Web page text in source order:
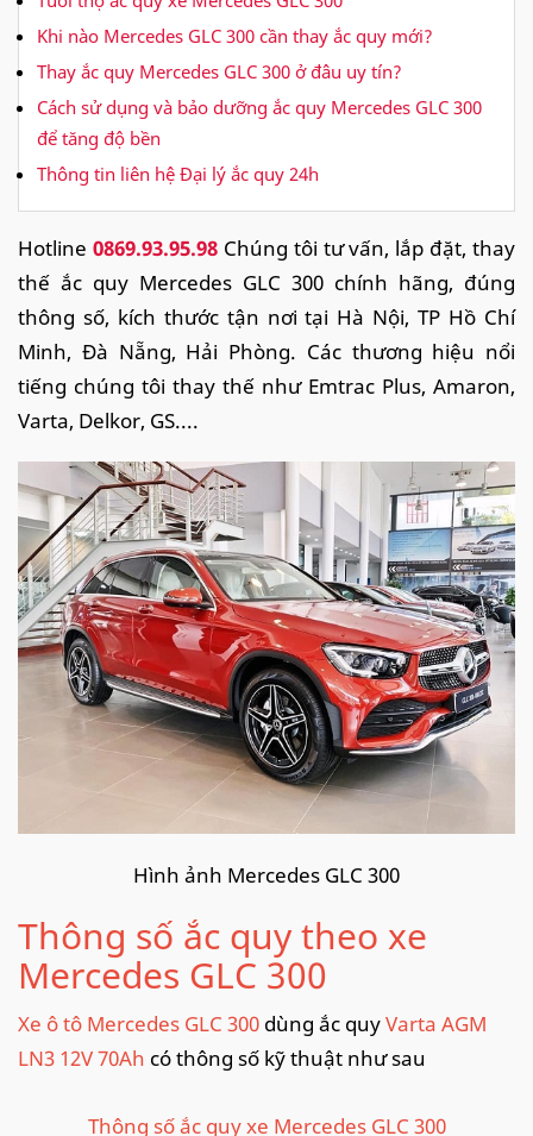
Khi nào Mercedes GLC 300 cần thay ắc quy mới?
Thay ắc quy Mercedes GLC 300 ở đâu uy tín?
Cách sử dụng và bảo dưỡng ắc quy Mercedes GLC 300
để tăng độ bền
Thông tin liên hệ Đại lý ắc quy 24h
Hotline 0869.93.95.98Chúng tôi tư vấn, lắp đặt, thay
thế ắc quy Mercedes GLC 300 chính hãng, đúng
thông số, kích thước tận nơi tại Hà Nội, TP Hồ Chí
Minh, Đà Nẵng, Hải Phòng. Các thương hiệu nổi
tiếng chúng tôi thay thế như Emtrac Plus, Amaron,
Varta, Delkor, GS....
Hình ảnh Mercedes GLC 300
Thông số ắc quy theo xe
Mercedes GLC 300
Xe ô tô Mercedes GLC 300 dùng ắc quyVarta AGM
LN3 12V 70Ah có thông số kỹ thuật như sau
Thông số ắc quy xe Mercedes GLC 300